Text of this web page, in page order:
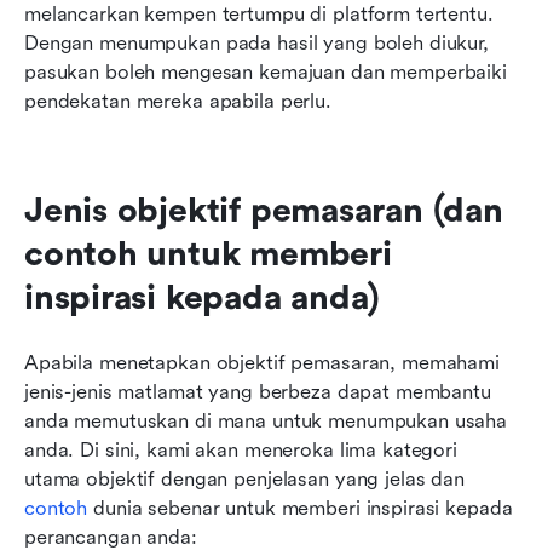
melancarkan kempen tertumpu di platform tertentu.
Dengan menumpukan pada hasil yang boleh diukur,
pasukan boleh mengesan kemajuan dan memperbaiki
pendekatan mereka apabila perlu.
Jenis objektif pemasaran (dan
contoh untuk memberi
inspirasi kepada anda)
Apabila menetapkan objektif pemasaran, memahami
jenis-jenis matlamat yang berbeza dapat membantu
anda memutuskan di mana untuk menumpukan usaha
anda. Di sini, kami akan meneroka lima kategori
contoh dunia sebenar untuk memberi inspirasi kepada
perancangan anda: